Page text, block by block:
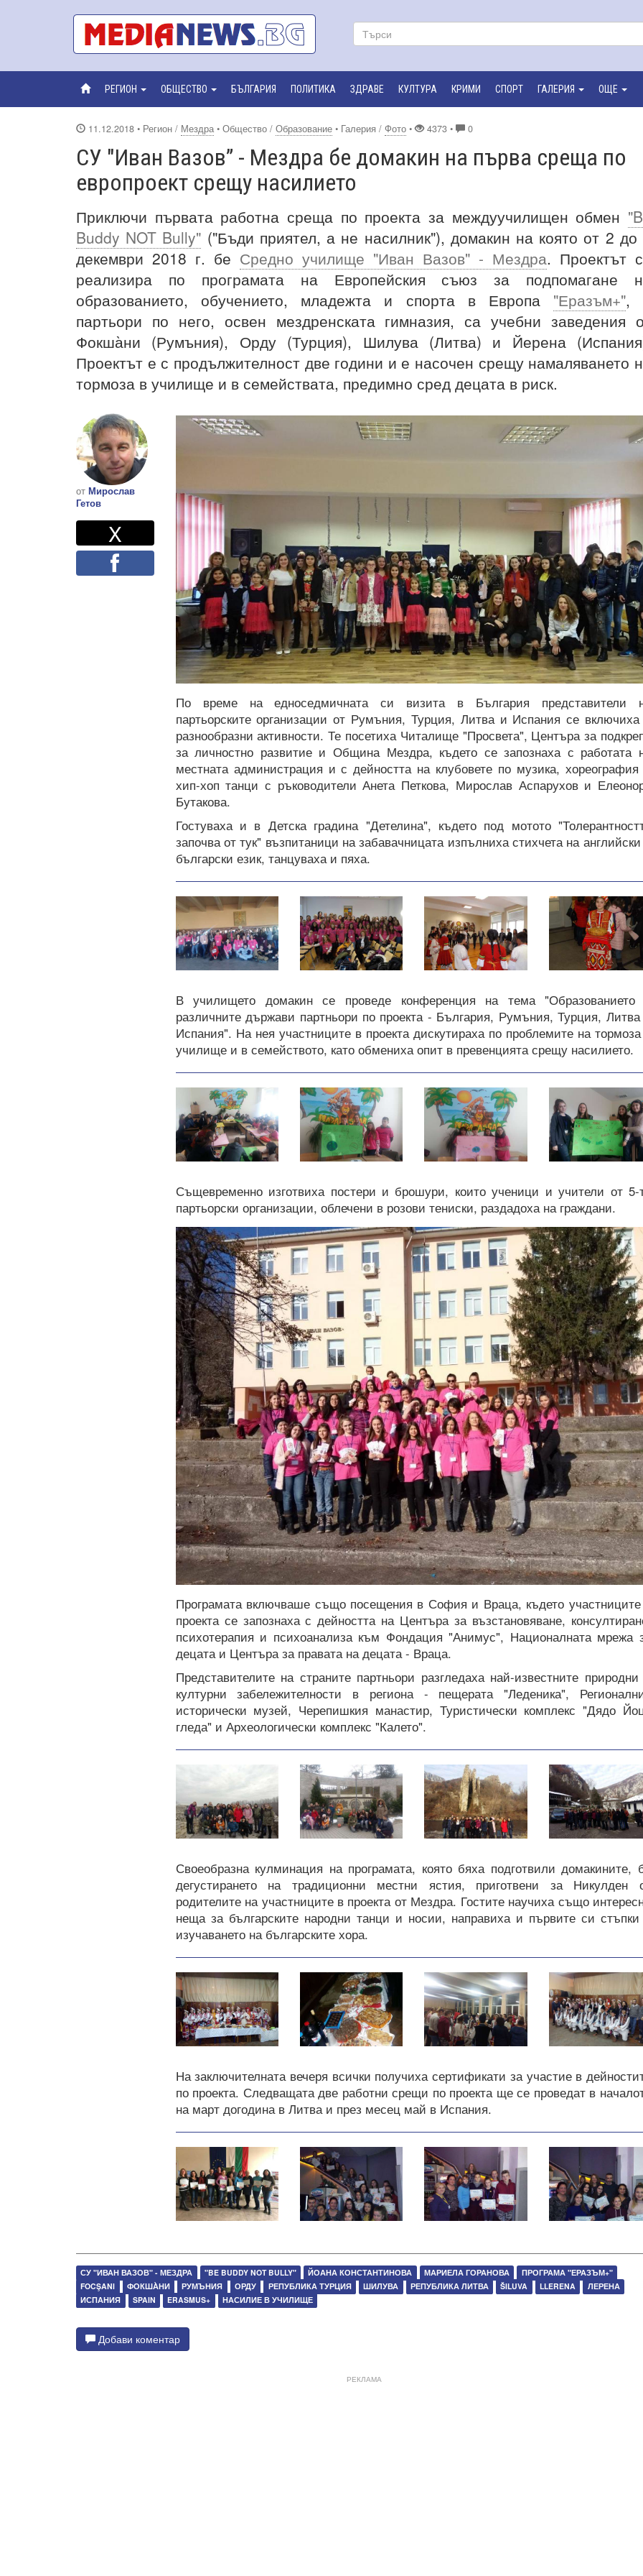
РЕГИОН ОБЩЕСТВО БЪЛГАРИЯ ПОЛИТИКА ЗДРАВЕ КУЛТУРА КРИМИ СПОРТ ГАЛЕРИЯ ОЩЕ
11.12.2018 • Регион / Мездра • Общество / Образование • Галерия / Фото • 4373 • 0
СУ "Иван Вазов” - Мездра бе домакин на първа среща по
eвропроект срещу насилието
Приключи първата работна среща по проекта за междуучилищен обмен
Buddy NOT Bully" ("Бъди приятел, а не насилник"), домакин на която от 2 до
декември 2018 г. бе Средно училище "Иван Вазов" - Мездра. Проектът
реализира по програмата на Европейския съюз за подпомагане
образованието, обучението, младежта и спорта в Европа "Еразъм+",
партьори по него, освен мездренската гимназия, са учебни заведения
Фокша̀ни (Румъния), Орду (Турция), Шилува (Литва) и Йерена
Проектът е с продължителност две години и е насочен срещу намаляването
тормоза в училище и в семействата, предимно сред децата в риск.
от Мирослав
Гетов
Споделете
XTwitter
Facebook
По време на едноседмичната си визита в България представители
партьорските организации от Румъния, Турция, Литва и Испания се
разнообразни активности. Те посетиха Читалище "Просвета", Центъра за
за личностно развитие и Община Мездра, където се запознаха с работата
местната администрация и с дейността на клубовете по музика,
хип-хоп танци с ръководители Анета Петкова, Мирослав Аспарухов и
Бутакова.
Гостуваха и в Детска градина "Детелина", където под мотото
започва от тук" възпитаници на забавачницата изпълниха стихчета на
български език, танцуваха и пяха.
В училището домакин се проведе конференция на тема
различните държави партньори по проекта - България, Румъния, Турция,
Испания". На нея участниците в проекта дискутираха по проблемите на
училище и в семейството, като обмениха опит в превенцията срещу насилието.
Същевременно изготвиха постери и брошури, които ученици и учители от 5-
партьорски организации, облечени в розови тениски, раздадоха на граждани.
Програмата включваше също посещения в София и Враца, където
проекта се запознаха с дейността на Центъра за възстановяване,
психотерапия и психоанализа към Фондация "Анимус", Националната мрежа
децата и Центъра за правата на децата - Враца.
Представителите на страните партньори разгледаха най-известните
културни забележителности в региона - пещерата "Леденика",
исторически музей, Черепишкия манастир, Туристически комплекс "Дядо
гледа" и Археологически комплекс "Калето".
Своеобразна кулминация на програмата, която бяха подготвили домакините,
дегустирането на традиционни местни ястия, приготвени за Никулден
родителите на участниците в проекта от Мездра. Гостите научиха също
неща за българските народни танци и носии, направиха и първите си
изучаването на българските хора.
На заключителната вечеря всички получиха сертификати за участие в
по проекта. Следващата две работни срещи по проекта ще се проведат в
на март догодина в Литва и през месец май в Испания.
СУ "ИВАН ВАЗОВ" - МЕЗДРА "BE BUDDY NOT BULLY" ЙОАНА КОНСТАНТИНОВА МАРИЕЛА ГОРАНОВА
ПРОГРАМА "ЕРАЗЪМ+"
FOCŞANI
ФОКША̀НИ РУМЪНИЯ ОРДУ РЕПУБЛИКА ТУРЦИЯ ШИЛУВА РЕПУБЛИКА ЛИТВА ŠILUVA LLERENA
ЛЕРЕНА
ИСПАНИЯ
SPAIN ERASMUS+ НАСИЛИЕ В УЧИЛИЩЕ
Добави коментар
РЕКЛАМА